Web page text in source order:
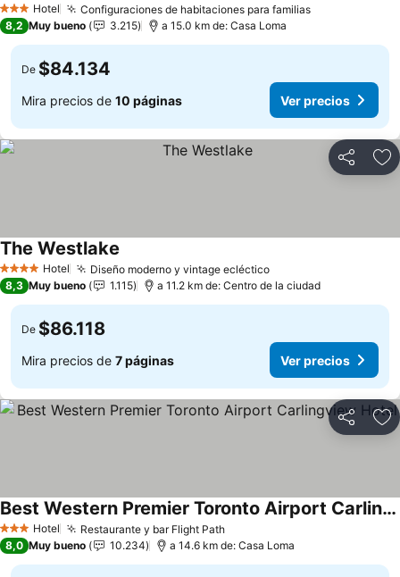
3 Estrellas
Hotel Configuraciones de habitaciones para familiasVer precios
8,2 Muy bueno 3.215 a 15.0 km de: Casa Loma
De $84.134
Mira precios de 10 páginas Ver precios
Compartir
4 EstrellasHotel Diseño moderno y vintage eclécticoVer precios
The Westlake
8,3 Muy bueno 1.115 a 11.2 km de: Centro de la ciudad
De $86.118
Mira precios de 7 páginas Ver precios
Compartir
3 Estrellas
Hotel Restaurante y bar Flight PathVer precios
Best Western Premier Toronto Airport Carlingview Hotel
Ver precios
8,0 Muy bueno 10.234 a 14.6 km de: Casa Loma